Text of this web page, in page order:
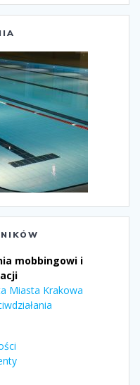
mobbingowi i
Miasta Krakowa